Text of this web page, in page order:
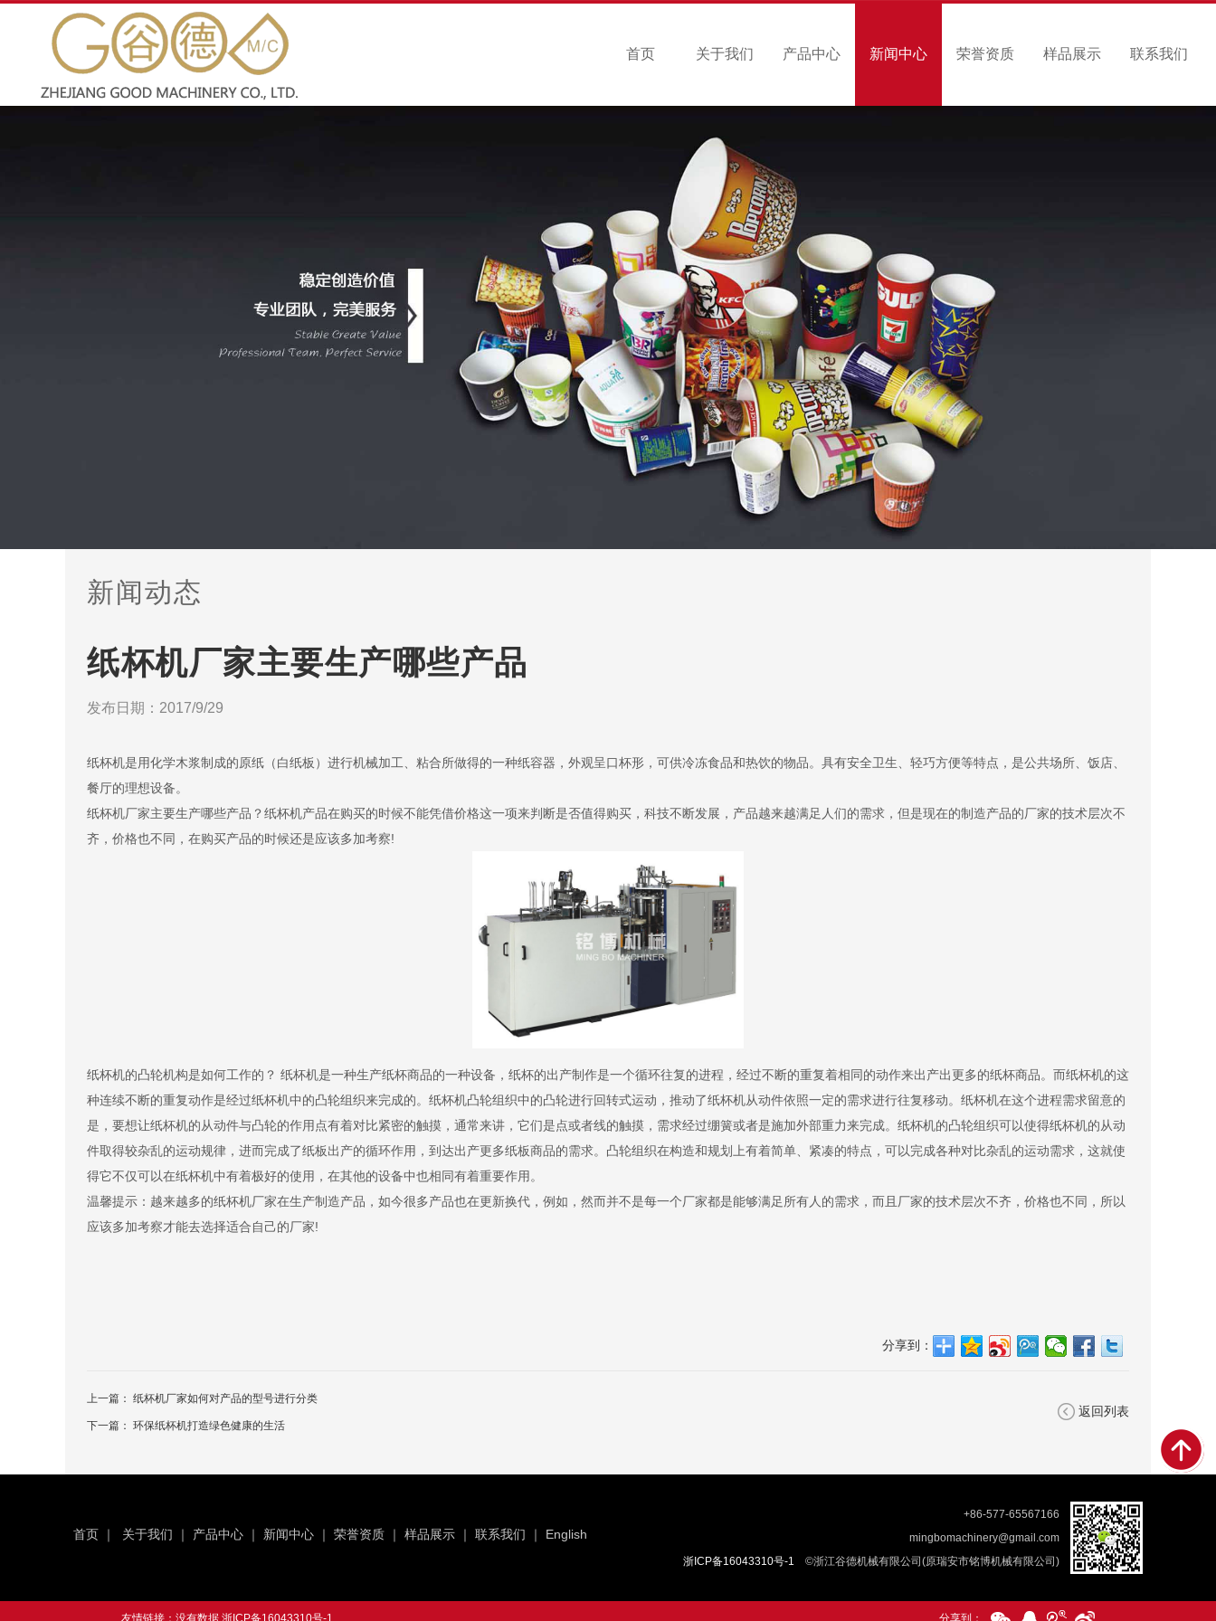
首页 关于我们 产品中心 新闻中心 荣誉资质 样品展示 联系我们
新闻动态
纸杯机厂家主要生产哪些产品
发布日期：2017/9/29
纸杯机是用化学木浆制成的原纸（白纸板）进行机械加工、粘合所做得的一种纸容器，外观呈口杯形，可供冷冻食品和热饮的物品。具有安全卫生、轻巧方便等特点，是公共场所、饭店、
餐厅的理想设备。
纸杯机厂家主要生产哪些产品？纸杯机产品在购买的时候不能凭借价格这一项来判断是否值得购买，科技不断发展，产品越来越满足人们的需求，但是现在的制造产品的厂家的技术层次不
齐，价格也不同，在购买产品的时候还是应该多加考察!
纸杯机的凸轮机构是如何工作的？ 纸杯机是一种生产纸杯商品的一种设备，纸杯的出产制作是一个循环往复的进程，经过不断的重复着相同的动作来出产出更多的纸杯商品。而纸杯机的这
种连续不断的重复动作是经过纸杯机中的凸轮组织来完成的。纸杯机凸轮组织中的凸轮进行回转式运动，推动了纸杯机从动件依照一定的需求进行往复移动。纸杯机在这个进程需求留意的
是，要想让纸杯机的从动件与凸轮的作用点有着对比紧密的触摸，通常来讲，它们是点或者线的触摸，需求经过绷簧或者是施加外部重力来完成。纸杯机的凸轮组织可以使得纸杯机的从动
件取得较杂乱的运动规律，进而完成了纸板出产的循环作用，到达出产更多纸板商品的需求。凸轮组织在构造和规划上有着简单、紧凑的特点，可以完成各种对比杂乱的运动需求，这就使
得它不仅可以在纸杯机中有着极好的使用，在其他的设备中也相同有着重要作用。
温馨提示：越来越多的纸杯机厂家在生产制造产品，如今很多产品也在更新换代，例如，然而并不是每一个厂家都是能够满足所有人的需求，而且厂家的技术层次不齐，价格也不同，所以
应该多加考察才能去选择适合自己的厂家!
分享到：
上一篇： 纸杯机厂家如何对产品的型号进行分类
下一篇： 环保纸杯机打造绿色健康的生活
返回列表
首页 ｜ 关于我们 ｜ 产品中心 ｜ 新闻中心 ｜ 荣誉资质 ｜ 样品展示 ｜ 联系我们 ｜ English
+86-577-65567166
mingbomachinery@gmail.com
浙ICP备16043310号-1 ©浙江谷德机械有限公司(原瑞安市铭博机械有限公司)
友情链接：没有数据浙ICP备16043310号-1 分享到：